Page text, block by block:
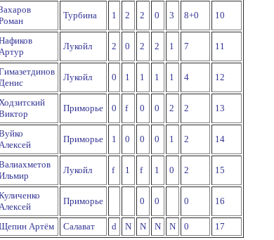
Турбина 1 2 2 0 3 8+0 10
Лукойл 2 0 2 2 1 7 11
Лукойл 0 1 1 1 1 4 12
Приморье 0 f 0 0 2 2 13
Приморье 1 0 0 0 1 2 14
Лукойл f 1 f 1 0 2 15
Приморье 0 0 0 16
Артём Салават d N N N N 0 17